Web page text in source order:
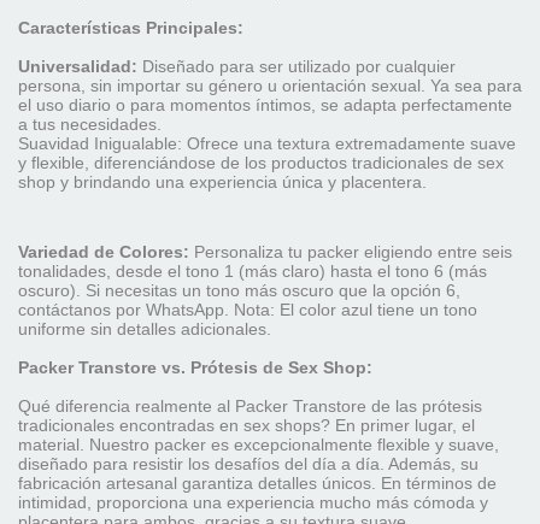
Características Principales:
Universalidad: Diseñado para ser utilizado por cualquier
persona, sin importar su género u orientación sexual. Ya sea para
el uso diario o para momentos íntimos, se adapta perfectamente
a tus necesidades.
Suavidad Inigualable: Ofrece una textura extremadamente suave
y flexible, diferenciándose de los productos tradicionales de sex
shop y brindando una experiencia única y placentera.
Variedad de Colores: Personaliza tu packer eligiendo entre seis
tonalidades, desde el tono 1 (más claro) hasta el tono 6 (más
oscuro). Si necesitas un tono más oscuro que la opción 6,
contáctanos por WhatsApp. Nota: El color azul tiene un tono
uniforme sin detalles adicionales.
Packer Transtore vs. Prótesis de Sex Shop:
Qué diferencia realmente al Packer Transtore de las prótesis
tradicionales encontradas en sex shops? En primer lugar, el
material. Nuestro packer es excepcionalmente flexible y suave,
diseñado para resistir los desafíos del día a día. Además, su
fabricación artesanal garantiza detalles únicos. En términos de
intimidad, proporciona una experiencia mucho más cómoda y